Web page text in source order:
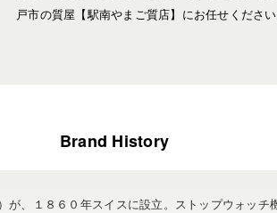
戸市の質屋【駅南やまご質店】にお任せください
Brand History
が、１８６０年スイスに設立。ストップウォッチ